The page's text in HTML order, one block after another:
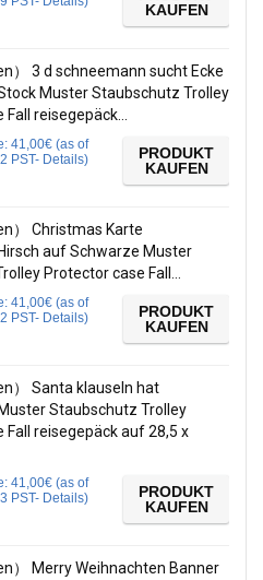
KAUFEN
） 3 d schneemann sucht Ecke
Muster Staubschutz Trolley
Fall reisegepäck…
41,00€ (as of
PST- Details)
PRODUKT
KAUFEN
） Christmas Karte
auf Schwarze Muster
Protector case Fall…
41,00€ (as of
PST- Details)
PRODUKT
KAUFEN
） Santa klauseln hat
Staubschutz Trolley
Fall reisegepäck auf 28,5 x
41,00€ (as of
PST- Details)
PRODUKT
KAUFEN
） Merry Weihnachten Banner